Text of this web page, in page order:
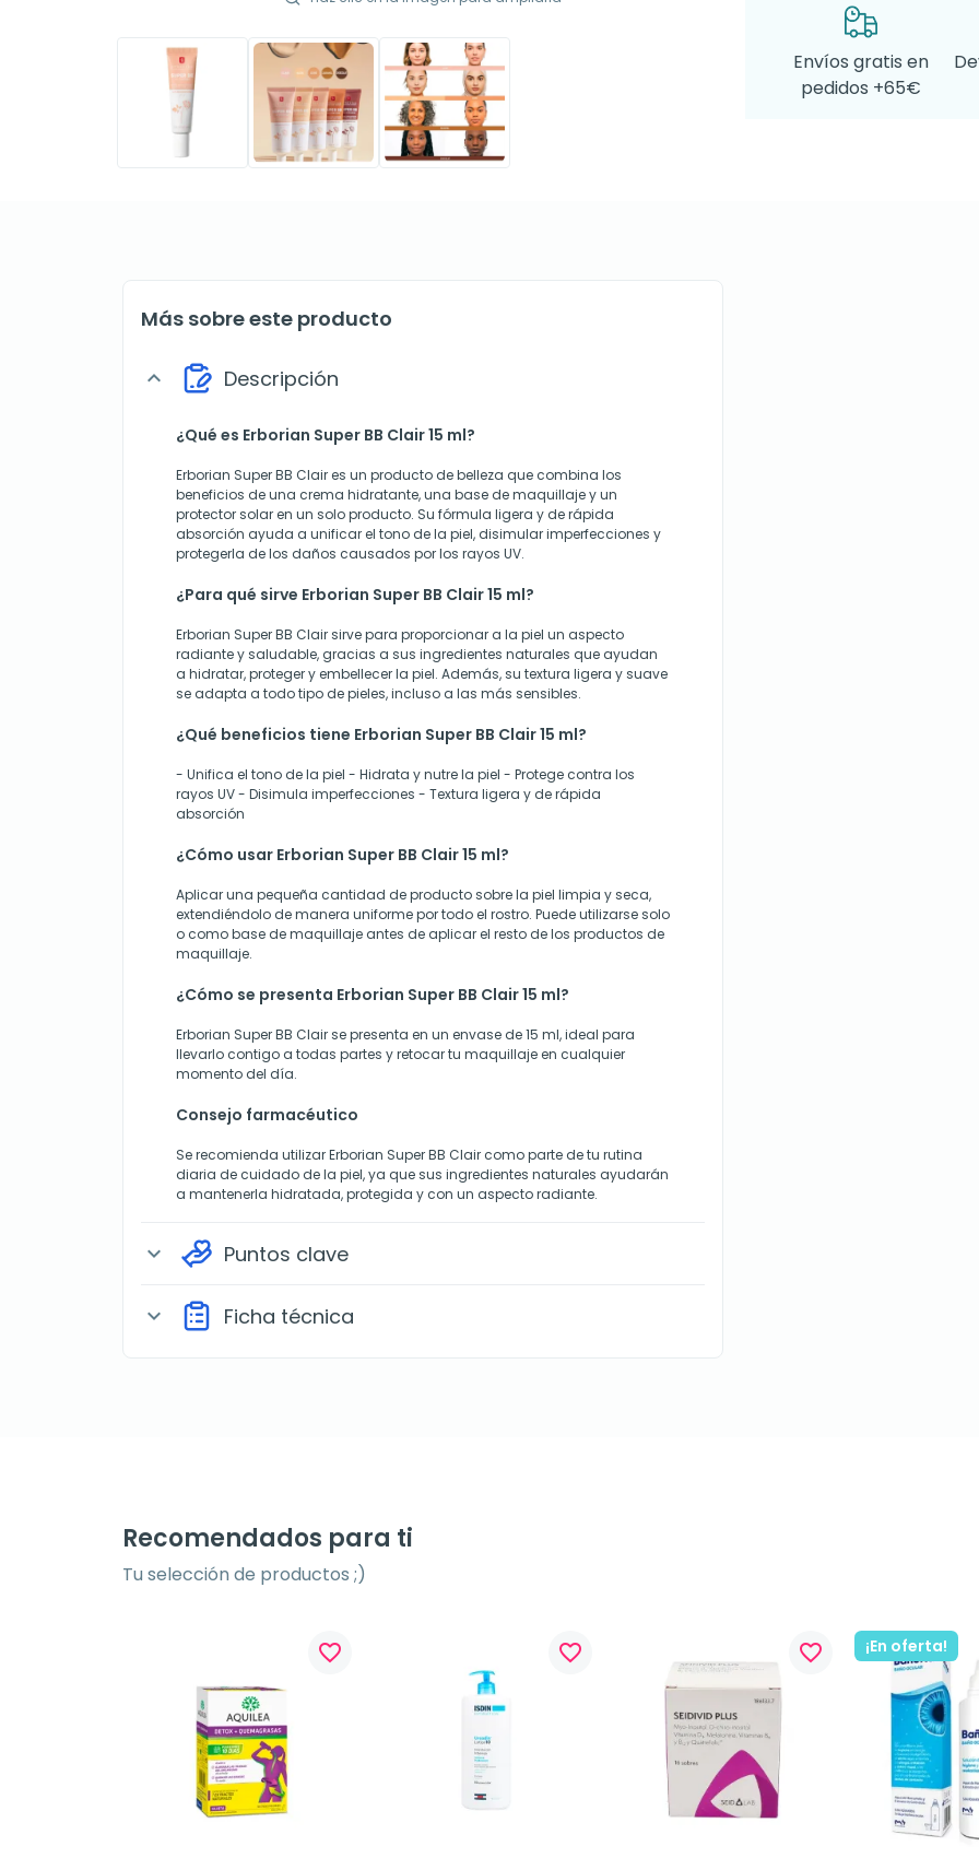
Envíos gratis en
pedidos +65€
Más sobre este producto
expand_more Descripción
¿Qué es Erborian Super BB Clair 15 ml?
Erborian Super BB Clair es un producto de belleza que combina los
beneficios de una crema hidratante, una base de maquillaje y un
protector solar en un solo producto. Su fórmula ligera y de rápida
absorción ayuda a unificar el tono de la piel, disimular imperfecciones y
protegerla de los daños causados por los rayos UV.
¿Para qué sirve Erborian Super BB Clair 15 ml?
Erborian Super BB Clair sirve para proporcionar a la piel un aspecto
radiante y saludable, gracias a sus ingredientes naturales que ayudan
a hidratar, proteger y embellecer la piel. Además, su textura ligera y suave
se adapta a todo tipo de pieles, incluso a las más sensibles.
¿Qué beneficios tiene Erborian Super BB Clair 15 ml?
- Unifica el tono de la piel - Hidrata y nutre la piel - Protege contra los
rayos UV - Disimula imperfecciones - Textura ligera y de rápida
absorción
¿Cómo usar Erborian Super BB Clair 15 ml?
Aplicar una pequeña cantidad de producto sobre la piel limpia y seca,
extendiéndolo de manera uniforme por todo el rostro. Puede utilizarse solo
o como base de maquillaje antes de aplicar el resto de los productos de
maquillaje.
¿Cómo se presenta Erborian Super BB Clair 15 ml?
Erborian Super BB Clair se presenta en un envase de 15 ml, ideal para
llevarlo contigo a todas partes y retocar tu maquillaje en cualquier
momento del día.
Consejo farmacéutico
Se recomienda utilizar Erborian Super BB Clair como parte de tu rutina
diaria de cuidado de la piel, ya que sus ingredientes naturales ayudarán
a mantenerla hidratada, protegida y con un aspecto radiante.
expand_more Puntos clave
expand_more Ficha técnica
Recomendados para ti
Tu selección de productos ;)
favorite_border favorite_border favorite_border ¡En oferta!